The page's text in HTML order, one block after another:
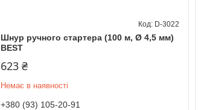
Шнур ручного стартера (100 м, Ø 4,5 мм)
BEST
D-3022
623 ₴
Немає в наявності
+380 (93) 105-20-91